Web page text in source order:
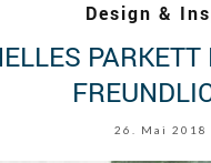
Design &
26. Mai 2018